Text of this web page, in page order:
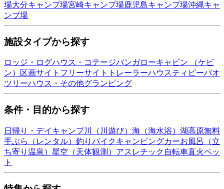
場大分キャンプ場宮崎キャンプ場鹿児島キャンプ場沖縄キャ
ンプ場
施設タイプから探す
ロッジ・ログハウス・コテージバンガローキャビン （ケビ
ン）
区画サイト フリーサイト トレーラーハウスティピーパオ
ツリーハウス・その他グランピング
条件・目的から探す
日帰り・デイキャンプ川（川遊び） 海（海水浴） 湖高原無料
手ぶら（レンタル） 釣り バイクキャンピングカーお風呂（立
ち寄り温泉） 星空（天体観測） アスレチック 自転車直火ペッ
ト